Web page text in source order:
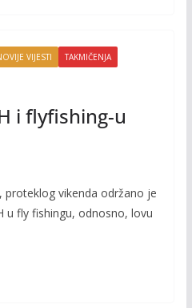
VIJESTI TAKMIČENJA
i flyfishing-u
proteklog vikenda održano je
u fly fishingu, odnosno, lovu